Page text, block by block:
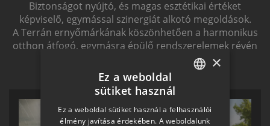
Biztonságot nyújtó, és magas esztétikai értéket
képviselő, egymással szinergiát alkotó megoldások.
A Terrán ernyőmárkának köszönhetően a harmonikus
otthon átfogó, egymásra épülő rendszerelemek révén
HUNGARIAN
SLOVAK
×
Ez a weboldal
sütiket használ
Ez a weboldal sütiket használ a felhasználói
élmény javítása érdekében. A weboldalunk